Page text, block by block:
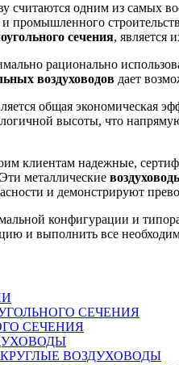
считаются одним из самых
промышленного
сечения, является
рационально
воздуховодов дает
общая экономическая
высоты, что
клиентам надежные,
металлические
и демонстрируют
конфигурации и
и выполнить все
СЕЧЕНИЯ
СЕЧЕНИЯ
ВОЗДУХОВОДЫ